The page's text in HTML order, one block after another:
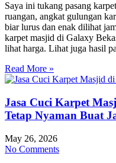
Saya ini tukang pasang
ruangan, angkat gulungan
biar lurus dan enak dilihat
karpet masjid di Galaxy
lihat harga. Lihat juga hasil
Read More »
Jasa Cuci Karpet
Tetap Nyaman Buat
May 26, 2026
No Comments